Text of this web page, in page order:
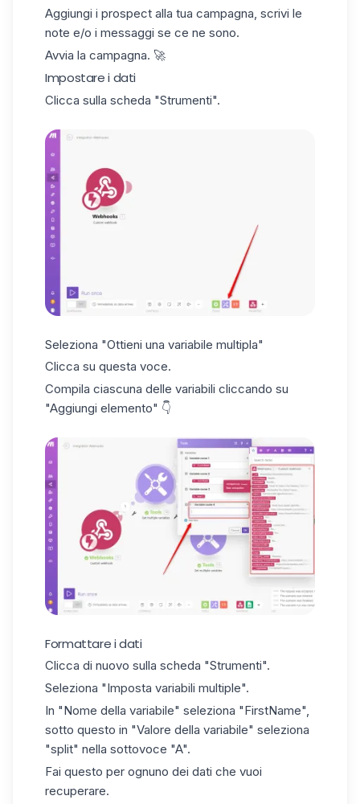
Aggiungi i prospect alla tua campagna, scrivi le
note e/o i messaggi se ce ne sono.
Avvia la campagna. 🚀
Impostare i dati
Clicca sulla scheda "Strumenti".
Seleziona "Ottieni una variabile multipla"
Clicca su questa voce.
Compila ciascuna delle variabili cliccando su
"Aggiungi elemento" 👇
Formattare i dati
Clicca di nuovo sulla scheda "Strumenti".
Seleziona "Imposta variabili multiple".
In "Nome della variabile" seleziona "FirstName",
sotto questo in "Valore della variabile" seleziona
"split" nella sottovoce "A".
Fai questo per ognuno dei dati che vuoi
recuperare.